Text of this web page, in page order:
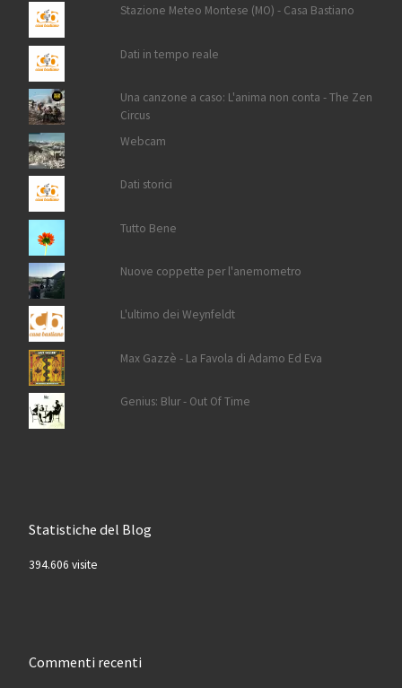
Stazione Meteo Montese (MO) - Casa Bastiano
Dati in tempo reale
Una canzone a caso: L'anima non conta - The Zen
Circus
Webcam
Dati storici
Tutto Bene
Nuove coppette per l'anemometro
L'ultimo dei Weynfeldt
Max Gazzè - La Favola di Adamo Ed Eva
Genius: Blur - Out Of Time
Statistiche del Blog
394.606 visite
Commenti recenti